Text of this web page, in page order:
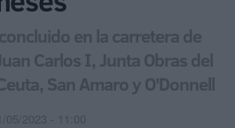
en la carretera de
Carlos I, Junta Obras del
San Amaro y O'Donnell
05/2023 - 11:00